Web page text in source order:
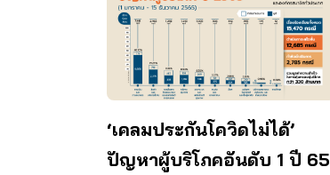
‘เคลมประกันโควิดไม่ได้’
ปัญหาผู้บริโภคอันดับ 1 ปี 65